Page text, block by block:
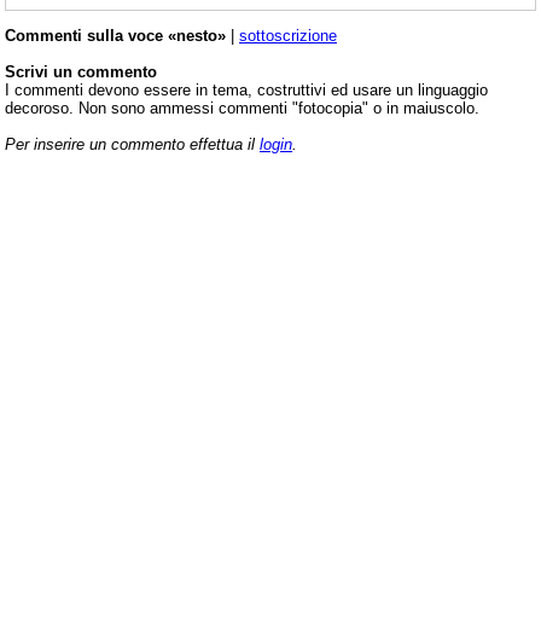
Commenti sulla voce «nesto» | sottoscrizione
Scrivi un commento
I commenti devono essere in tema, costruttivi ed usare un linguaggio
decoroso. Non sono ammessi commenti "fotocopia" o in maiuscolo.
Per inserire un commento effettua il login